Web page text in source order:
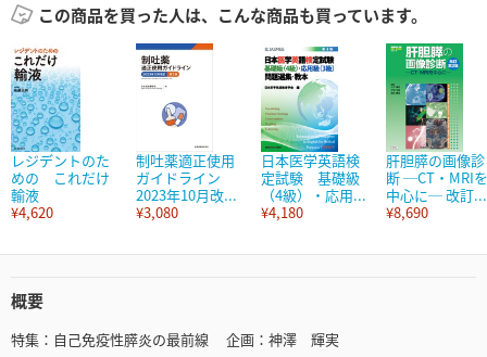
この商品を買った人は、こんな商品も買っています。
レジデントのた
めの これだけ
輸液
¥4,620
制吐薬適正使用
ガイドライン
2023年10月改...
¥3,080
日本医学英語検
定試験 基礎級
（4級）・応用...
¥4,180
肝胆膵の画像診
断 ─CT・MRIを
中心に─ 改訂...
¥8,690
概要
特集：自己免疫性膵炎の最前線 企画：神澤 輝実